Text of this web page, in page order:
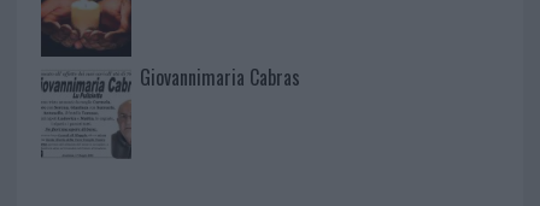
Giovannimaria Cabras